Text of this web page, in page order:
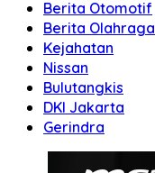
Berita Otomotif
Berita Olahraga
Kejahatan
Nissan
Bulutangkis
DKI Jakarta
Gerindra